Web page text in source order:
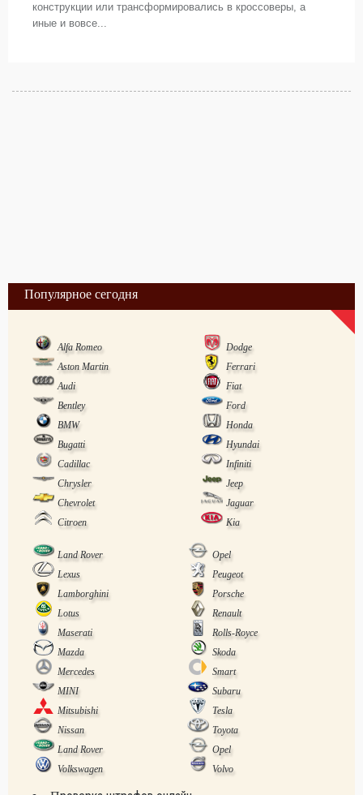
конструкции или трансформировались в кроссоверы, а
иные и вовсе...
Популярное сегодня
Alfa Romeo
Dodge
Aston Martin
Ferrari
Audi
Fiat
Bentley
Ford
BMW
Honda
Bugatti
Hyundai
Cadillac
Infiniti
Chrysler
Jeep
Chevrolet
Jaguar
Citroen
Kia
Land Rover
Opel
Lexus
Peugeot
Lamborghini
Porsche
Lotus
Renault
Maserati
Rolls-Royce
Mazda
Skoda
Mercedes
Smart
MINI
Subaru
Mitsubishi
Tesla
Nissan
Toyota
Land Rover
Opel
Volkswagen
Volvo